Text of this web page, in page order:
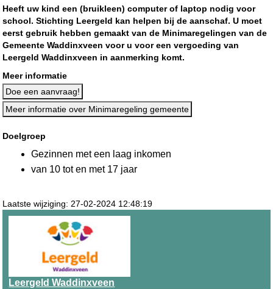
Heeft uw kind een (bruikleen) computer of laptop nodig voor
school. Stichting Leergeld kan helpen bij de aanschaf. U moet
eerst gebruik hebben gemaakt van de Minimaregelingen van de
Gemeente Waddinxveen voor u voor een vergoeding van
Leergeld Waddinxveen in aanmerking komt.
Meer informatie
Doe een aanvraag!
Meer informatie over Minimaregeling gemeente
Doelgroep
Gezinnen met een laag inkomen
van 10 tot en met 17 jaar
Laatste wijziging: 27-02-2024 12:48:19
Leergeld Waddinxveen